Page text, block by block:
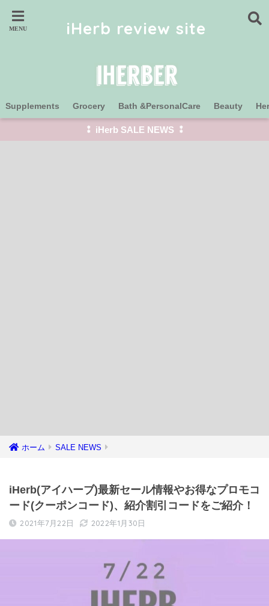
iHerb review site
Supplements Grocery Bath &PersonalCare Beauty
⁑ iHerb SALE NEWS ⁑
ホーム SALE NEWS
iHerb(アイハーブ)最新セール情報やお得なプロモコ
ード(クーポンコード)、紹介割引コードをご紹介！
2021年7月22日 2022年1月30日